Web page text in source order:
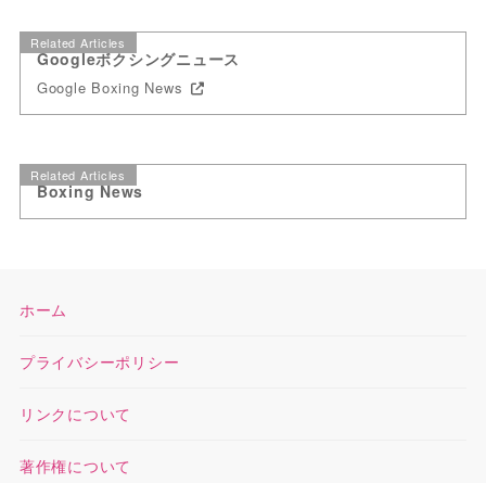
Related Articles
Googleボクシングニュース
Google Boxing News
Related Articles
Boxing News
ホーム
プライバシーポリシー
リンクについて
著作権について